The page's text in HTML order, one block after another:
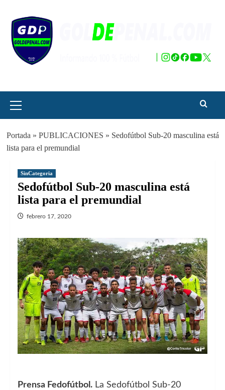
contenido
principal
Portada » PUBLICACIONES » Sedofútbol Sub-20 masculina está
lista para el premundial
SinCategoria
Sedofútbol Sub-20 masculina está
lista para el premundial
febrero 17, 2020
Prensa Fedofútbol. La Sedofútbol Sub-20